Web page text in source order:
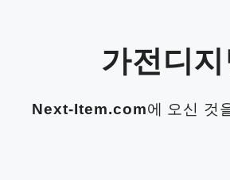
가전디
Next-Item.com에 오신 것